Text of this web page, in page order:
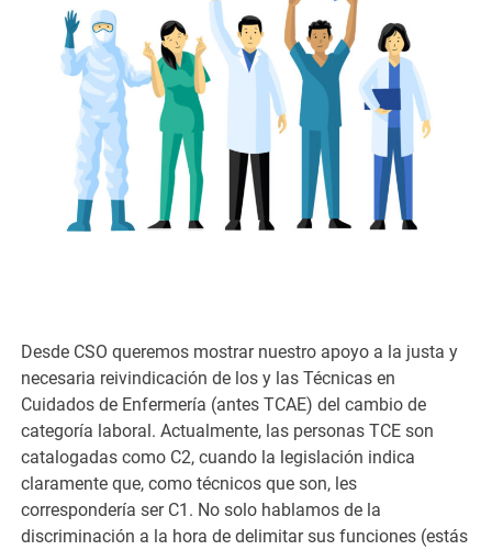
Desde CSO queremos mostrar nuestro apoyo a la justa y
necesaria reivindicación de los y las Técnicas en
Cuidados de Enfermería (antes TCAE) del cambio de
categoría laboral. Actualmente, las personas TCE son
catalogadas como C2, cuando la legislación indica
claramente que, como técnicos que son, les
correspondería ser C1. No solo hablamos de la
discriminación a la hora de delimitar sus funciones (estás